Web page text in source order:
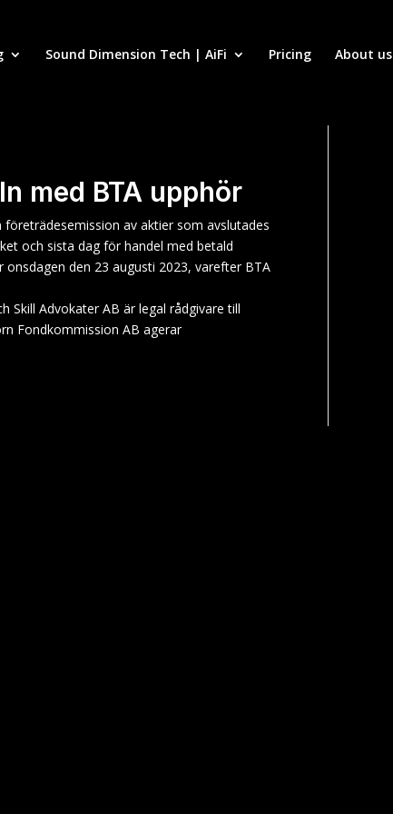
Sound Dimension Tech | AiFi Pricing About us
med BTA upphör
företrädesemission av aktier som avslutades
och sista dag för handel med betald
onsdagen den 23 augusti 2023, varefter BTA
Skill Advokater AB är legal rådgivare till
Fondkommission AB agerar